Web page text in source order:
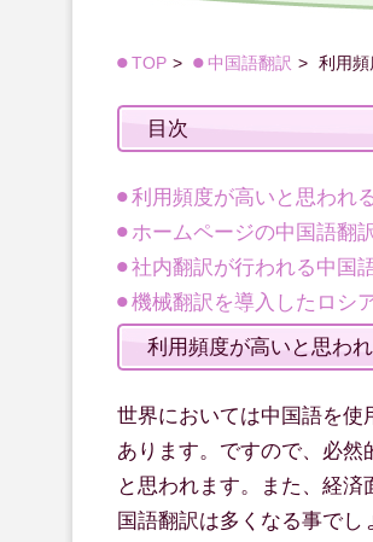
TOP 中国語翻訳 利用
目次
利用頻度が高いと思われ
ホームページの中国語翻
社内翻訳が行われる中国
機械翻訳を導入したロシ
利用頻度が高いと思わ
世界においては中国語を使
あります。ですので、必
と思われます。また、経
国語翻訳は多くなる事で